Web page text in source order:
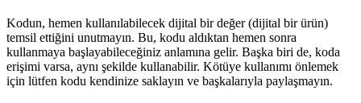
Kodun, hemen kullanılabilecek dijital bir değer (dijital bir ürün)
temsil ettiğini unutmayın. Bu, kodu aldıktan hemen sonra
kullanmaya başlayabileceğiniz anlamına gelir. Başka biri de, koda
erişimi varsa, aynı şekilde kullanabilir. Kötüye kullanımı önlemek
için lütfen kodu kendinize saklayın ve başkalarıyla paylaşmayın.